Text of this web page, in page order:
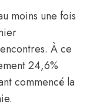
moins une fois
À ce
24,6%
commencé la